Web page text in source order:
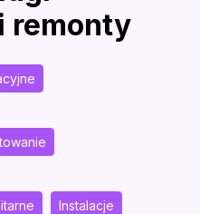
remonty
Instalacje